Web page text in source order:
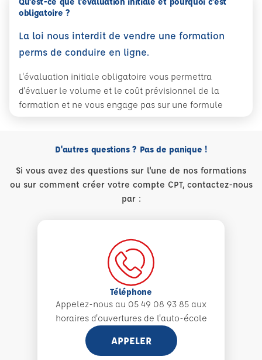
obligatoire ?
La loi nous interdit de vendre une formation
perms de conduire en ligne.
L'évaluation initiale obligatoire vous permettra
d'évaluer le volume et le coût prévisionnel de la
formation et ne vous engage pas sur une formule
D'autres questions ? Pas de panique !
Si vous avez des questions sur l'une de nos formations
ou sur comment créer votre compte CPT, contactez-nous
par :
Téléphone
Appelez-nous au 05 49 08 93 85 aux
horaires d'ouvertures de l'auto-école
APPELER